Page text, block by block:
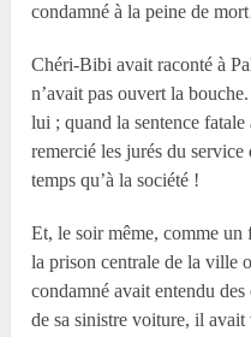
condamné à la peine de
Chéri-Bibi avait raconté à
n’avait pas ouvert la
lui ; quand la sentence
remercié les jurés du
temps qu’à la société !
Et, le soir même, comme
la prison centrale de la ville
condamné avait entendu des
de sa sinistre voiture, il